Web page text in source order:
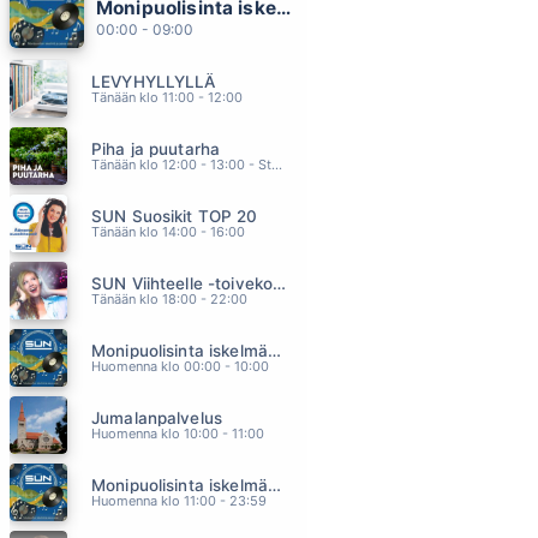
PULSSI
PART TIME LOVER
SYDÄN JOTA RAKASTAN
ENKELIN SILMIN
Monipuolisinta iskelmää ja parasta poppia
00:00 - 09:00
LEVYHYLLYLLÄ
Tänään klo 11:00 - 12:00
Piha ja puutarha
Tänään klo 12:00 - 13:00 - Studiossa: Pinsiön Taimisto
SUN Suosikit TOP 20
Tänään klo 14:00 - 16:00
SUN Viihteelle -toivekonsertti
Tänään klo 18:00 - 22:00
Monipuolisinta iskelmää ja parasta poppia
Huomenna klo 00:00 - 10:00
Jumalanpalvelus
Huomenna klo 10:00 - 11:00
Monipuolisinta iskelmää ja parasta poppia
Huomenna klo 11:00 - 23:59